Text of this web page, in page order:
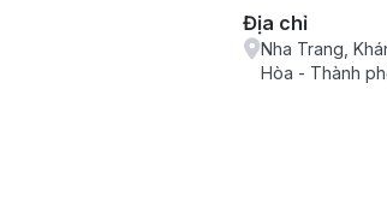
Địa chỉ
Nha Trang,
Hòa - Thành